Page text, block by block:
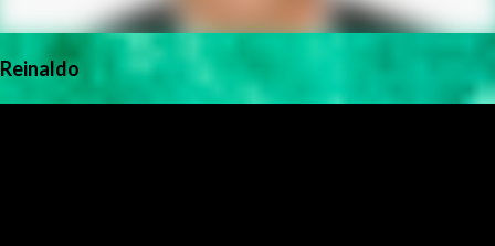
Reinaldo